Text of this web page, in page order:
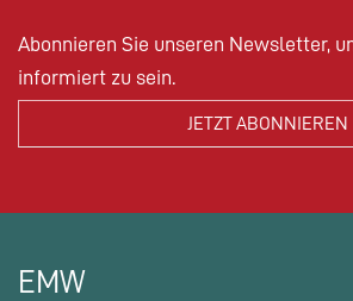
Abonnieren Sie unseren Newsletter,
informiert zu sein.
EMW